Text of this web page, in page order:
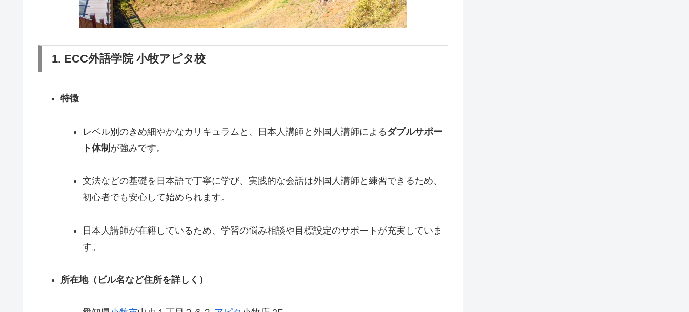
1. ECC外語学院 小牧アピタ校
特徴
レベル別のきめ細やかなカリキュラムと、日本人講師と外国人講師によるダブルサポー
ト体制 が強みです。
文法などの基礎を日本語で丁寧に学び、実践的な会話は外国人講師と練習できるため、
初心者でも安心して始められます。
日本人講師が在籍しているため、学習の悩み相談や目標設定のサポートが充実していま
す。
所在地（ビル名など住所を詳しく）